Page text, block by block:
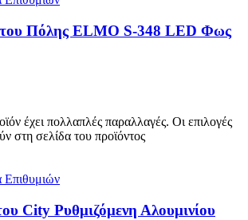
Πόλης ELMO S-348 LED Φως
έχει πολλαπλές παραλλαγές. Οι επιλογές
στη σελίδα του προϊόντος
City Ρυθμιζόμενη Αλουμινίου